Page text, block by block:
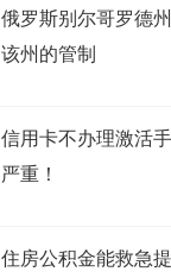
俄罗斯别尔哥罗德
该州的管制
信用卡不办理激活
严重！
住房公积金能救急